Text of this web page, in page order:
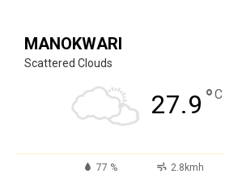
MANOKWARI
Scattered Clouds
27.9 °C
77 % 2.8kmh